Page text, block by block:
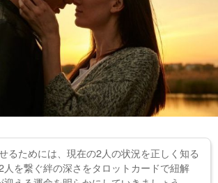
るためには、現在の2人の状況を正しく知る
人を繋ぐ絆の深さをタロットカードで紐解